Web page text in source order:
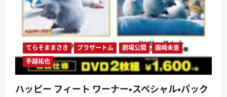
ク）
に
つ
い
て
さ
ら
に
読
む
てらそままさき ブラザートム 劇場公開
園崎未恵
手越祐也
ハッピー フィート ワーナー・スペシャル・パック